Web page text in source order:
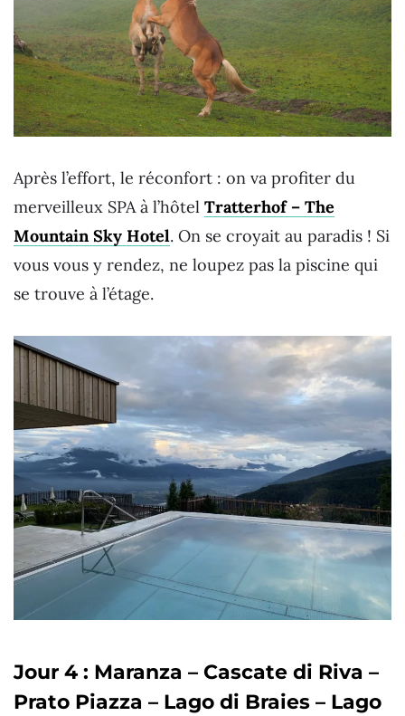
Après l’effort, le réconfort : on va profiter du
merveilleux SPA à l’hôtel Tratterhof – The
Mountain Sky Hotel. On se croyait au paradis ! Si
vous vous y rendez, ne loupez pas la piscine qui
se trouve à l’étage.
Jour 4 : Maranza – Cascate di Riva –
Prato Piazza – Lago di Braies – Lago